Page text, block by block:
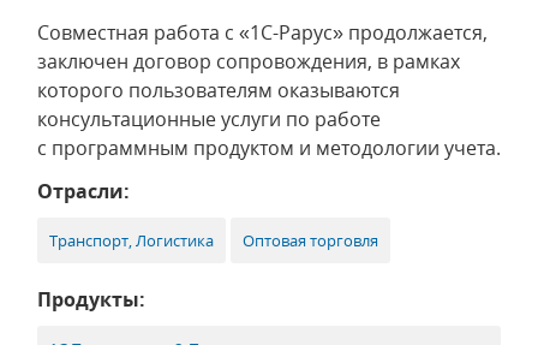
Совместная работа с «1С-Рарус» продолжается,
заключен договор сопровождения, в рамках
которого пользователям оказываются
консультационные услуги по работе
с программным продуктом и методологии учета.
Отрасли:
Транспорт, Логистика Оптовая торговля
Продукты: